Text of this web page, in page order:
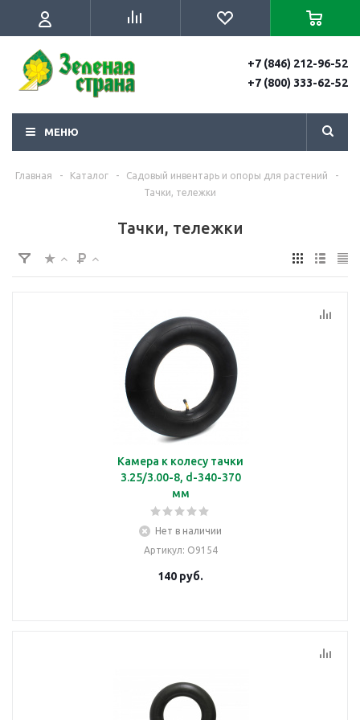
+7 (846) 212-96-52
+7 (800) 333-62-52
МЕНЮ
Главная - Каталог - Садовый инвентарь и опоры для растений
-
Тачки, тележки
Тачки, тележки
Камера к колесу тачки
3.25/3.00-8, d-340-370
мм
Нет в наличии
Артикул: О9154
140 руб.